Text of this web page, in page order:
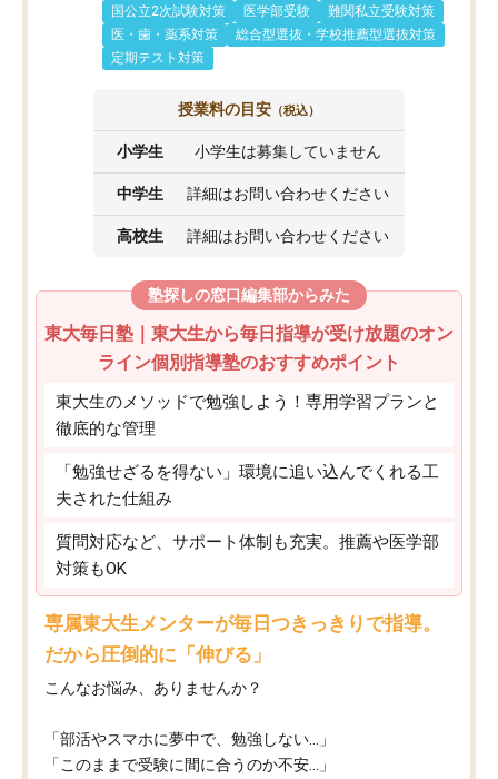
国公立2次試験対策
医学部受験
難関私立受験対策
医・歯・薬系対策
総合型選抜・学校推薦型選抜対策
定期テスト対策
授業料の目安 （税込）
小学生 小学生は募集していません
中学生 詳細はお問い合わせください
高校生 詳細はお問い合わせください
塾探しの窓口編集部からみた
東大毎日塾｜東大生から毎日指導が受け放題のオン
ライン個別指導塾のおすすめポイント
東大生のメソッドで勉強しよう！専用学習プランと
徹底的な管理
「勉強せざるを得ない」環境に追い込んでくれる工
夫された仕組み
質問対応など、サポート体制も充実。推薦や医学部
対策もOK
専属東大生メンターが毎日つきっきりで指導。
だから圧倒的に「伸びる」
こんなお悩み、ありませんか？
「部活やスマホに夢中で、勉強しない…」
「このままで受験に間に合うのか不安…」